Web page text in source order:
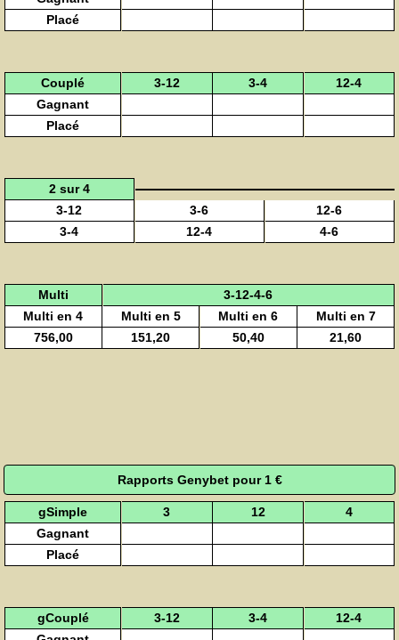
Placé
Couplé 3-12 3-4
12-4
Gagnant
Placé
2 sur 4
3-12
3-6
12-6
3-4
12-4 4-6
Multi
3-12-4-6
Multi en 4
Multi en 5 Multi en 6
Multi en 7
756,00
151,20 50,40 21,60
Rapports Genybet pour 1 €
gSimple 3 12
4
Gagnant
Placé
gCouplé 3-12 3-4
12-4